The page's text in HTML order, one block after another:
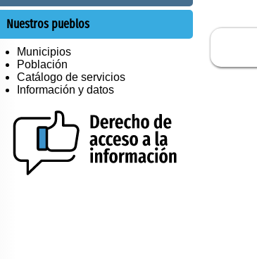
Nuestros pueblos
Municipios
Población
Catálogo de servicios
Información y datos